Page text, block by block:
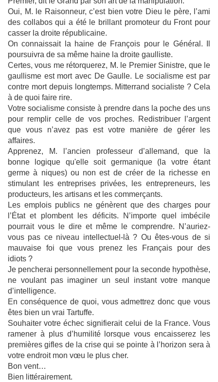
Oui, M. le Raisonneur, c’est bien votre Dieu le père, l’ami
des collabos qui a été le brillant promoteur du Front pour
casser la droite républicaine.
On connaissait la haine de François pour le Général. Il
poursuivra de sa même haine la droite gaulliste.
Certes, vous me rétorquerez, M. le Premier Sinistre, que le
gaullisme est mort avec De Gaulle. Le socialisme est par
contre mort depuis longtemps. Mitterrand socialiste ? Cela
à de quoi faire rire.
Votre socialisme consiste à prendre dans la poche des uns
pour remplir celle de vos proches. Redistribuer l’argent
que vous n’avez pas est votre manière de gérer les
affaires.
Apprenez, M. l’ancien professeur d’allemand, que la
bonne logique qu'elle soit germanique (la votre étant
germe à niques) ou non est de créer de la richesse en
stimulant les entreprises privées, les entrepreneurs, les
producteurs, les artisans et les commerçants.
Les emplois publics ne génèrent que des charges pour
l’État et plombent les déficits. N’importe quel imbécile
pourrait vous le dire et même le comprendre. N’auriez-
vous pas ce niveau intellectuel-là ? Ou êtes-vous de si
mauvaise foi que vous prenez les Français pour des
idiots ?
Je pencherai personnellement pour la seconde hypothèse,
ne voulant pas imaginer un seul instant votre manque
d’intelligence.
En conséquence de quoi, vous admettrez donc que vous
êtes bien un vrai Tartuffe.
Souhaiter votre échec signifierait celui de la France. Vous
ramener à plus d’humilité lorsque vous encaisserez les
premières gifles de la crise qui se pointe à l’horizon sera à
votre endroit mon vœu le plus cher.
Bon vent…
Bien littérairement.